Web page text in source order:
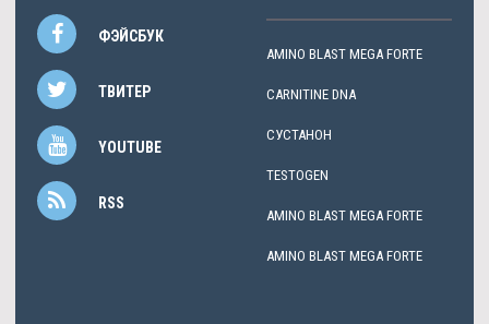
ФЭЙСБУК
ТВИТЕР
YOUTUBE
RSS
AMINO BLAST MEGA FORTE
CARNITINE DNA
СУСТАНОН
TESTOGEN
AMINO BLAST MEGA FORTE
AMINO BLAST MEGA FORTE